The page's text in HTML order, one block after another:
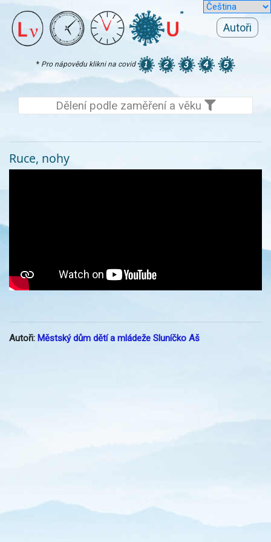
Autoři
* Pro nápovědu klikni na covid
Dělení podle zaměření a věku
Ruce, nohy
Autoři: Městský dům dětí a mládeže Sluníčko Aš